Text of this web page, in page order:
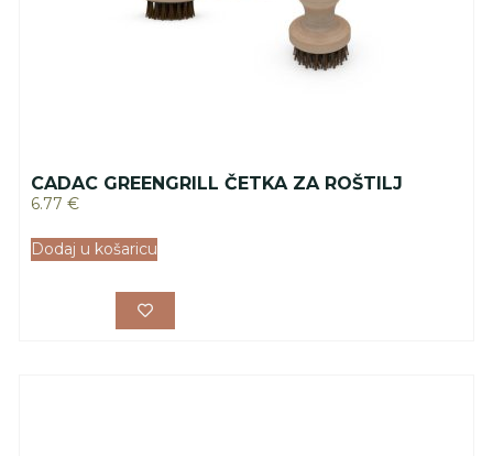
CADAC GREENGRILL ČETKA ZA ROŠTILJ
6.77 €
Dodaj u košaricu